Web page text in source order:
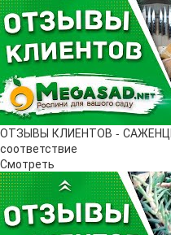
ОТЗЫВЫ КЛИЕНТОВ -
соответствие
Смотреть